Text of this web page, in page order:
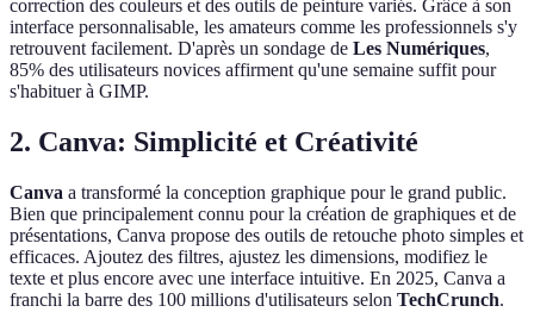
correction des couleurs et des outils de peinture variés. Grâce à son
interface personnalisable, les amateurs comme les professionnels s'y
retrouvent facilement. D'après un sondage de Les Numériques,
85% des utilisateurs novices affirment qu'une semaine suffit pour
s'habituer à GIMP.
2. Canva: Simplicité et Créativité
Canva a transformé la conception graphique pour le grand public.
Bien que principalement connu pour la création de graphiques et de
présentations, Canva propose des outils de retouche photo simples et
efficaces. Ajoutez des filtres, ajustez les dimensions, modifiez le
texte et plus encore avec une interface intuitive. En 2025, Canva a
franchi la barre des 100 millions d'utilisateurs selon TechCrunch.